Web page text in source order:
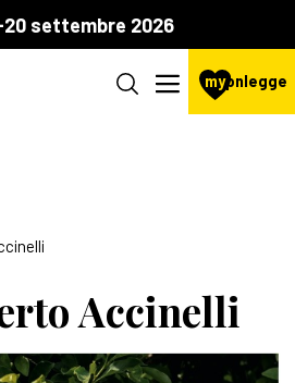
20 settembre 2026
mypnlegge
Accinelli